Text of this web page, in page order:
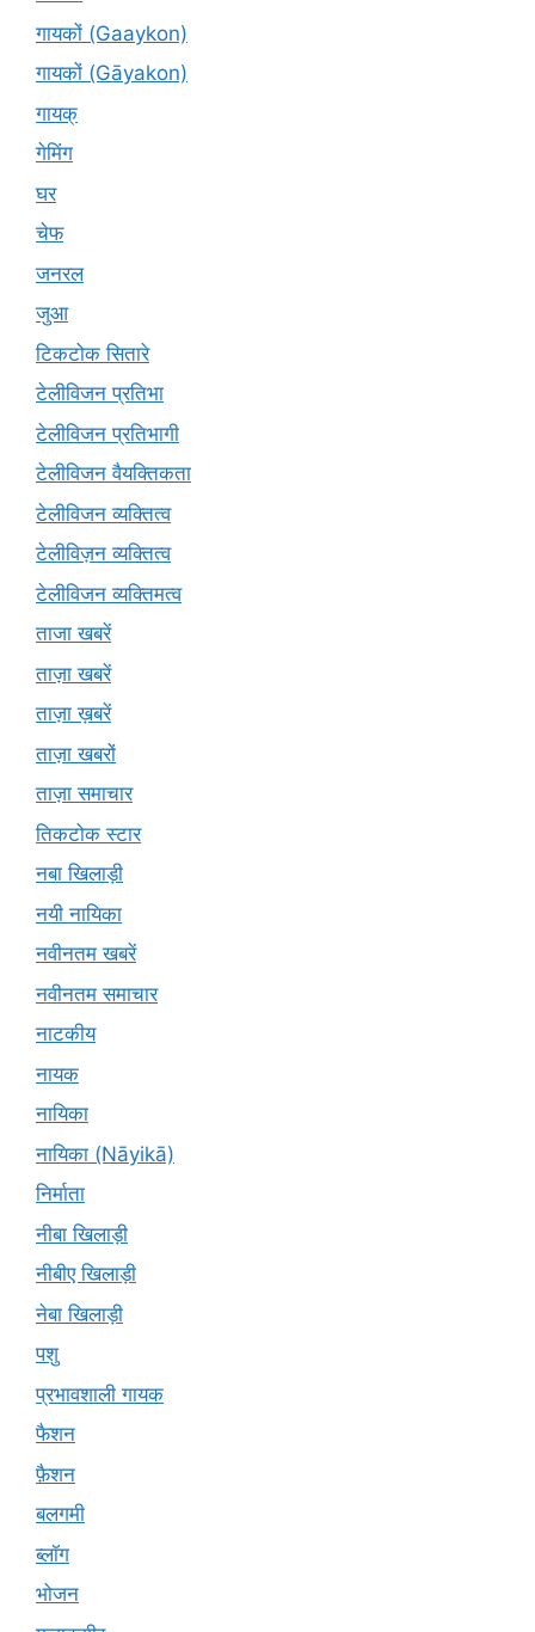
गायकों (Gaaykon)
गायकों (Gāyakon)
गायक्
गेमिंग
घर
चेफ
जनरल
जुआ
टिकटोक सितारे
टेलीविजन प्रतिभा
टेलीविजन प्रतिभागी
टेलीविजन वैयक्तिकता
टेलीविजन व्यक्तित्व
टेलीविज़न व्यक्तित्व
टेलीविजन व्यक्तिमत्व
ताजा खबरें
ताज़ा खबरें
ताज़ा ख़बरें
ताज़ा खबरों
ताज़ा समाचार
तिकटोक स्टार
नबा खिलाड़ी
नयी नायिका
नवीनतम खबरें
नवीनतम समाचार
नाटकीय
नायक
नायिका
नायिका (Nāyikā)
निर्माता
नीबा खिलाड़ी
नीबीए खिलाड़ी
नेबा खिलाड़ी
पशु
प्रभावशाली गायक
फैशन
फ़ैशन
बलगमी
ब्लॉग
भोजन